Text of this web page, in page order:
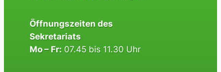
Öffnungszeiten des
Sekretariats
Mo – Fr: 07.45 bis 11.30 Uhr